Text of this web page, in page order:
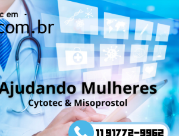
http://www.proaborto.com)
Mulheres vocês sabem dizer
quem já tomou os remédio se
depois que para de menstruar
começa a sair um líquido
transparente, se é normal ?
22/05/2026 17:10:05